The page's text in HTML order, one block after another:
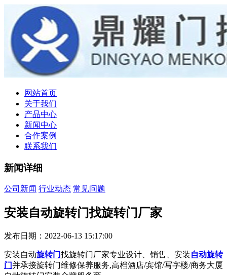
网站首页
关于我们
产品中心
新闻中心
合作案例
联系我们
新闻详细
公司新闻 行业动态 常见问题
安装自动旋转门找旋转门厂家
发布日期：2022-06-13 15:17:00
安装自动旋转门找旋转门厂家专业设计、销售、安装自动旋转
门并承接旋转门维修保养服务,高档酒店/宾馆/写字楼/商务大厦